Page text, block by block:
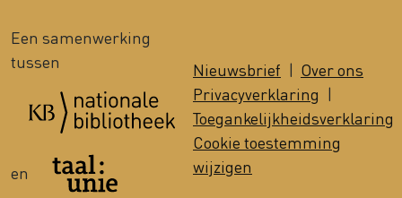
Een samenwerking
tussen
en
Nieuwsbrief | Over ons
Privacyverklaring |
Toegankelijkheidsverklaring
Cookie toestemming
wijzigen